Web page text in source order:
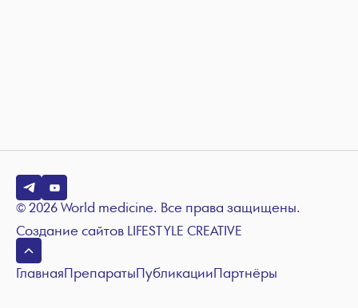
© 2026 World medicine. Все права защищены.
Создание сайтов LIFESTYLE CREATIVE
ГлавнаяПрепаратыПубликацииПартнёры